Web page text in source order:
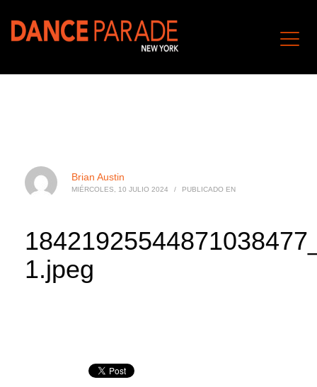
Brian Austin
MIÉRCOLES, 10 JULIO 2024 / PUBLICADO EN
1.jpeg